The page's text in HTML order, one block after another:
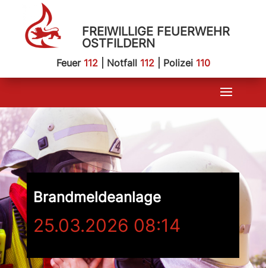
FREIWILLIGE FEUERWEHR
OSTFILDERN
Feuer 112| Notfall 112| Polizei 110
Brandmeldeanlage
25.03.2026 08:14